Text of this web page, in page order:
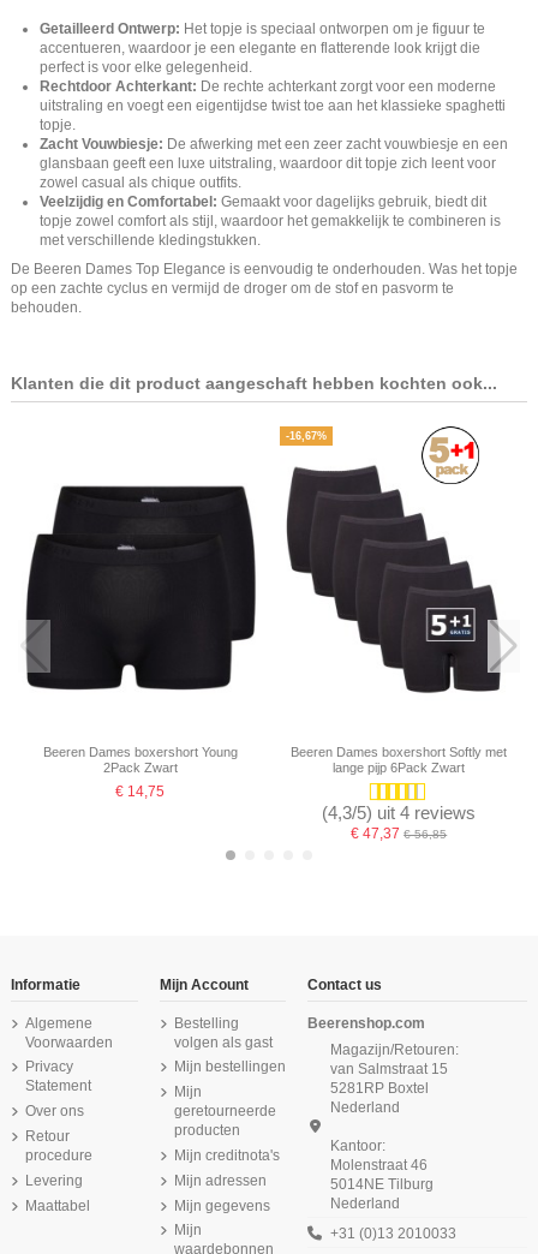
Getailleerd Ontwerp: Het topje is speciaal ontworpen om je figuur te
accentueren, waardoor je een elegante en flatterende look krijgt die
perfect is voor elke gelegenheid.
Rechtdoor Achterkant: De rechte achterkant zorgt voor een moderne
uitstraling en voegt een eigentijdse twist toe aan het klassieke spaghetti
topje.
Zacht Vouwbiesje: De afwerking met een zeer zacht vouwbiesje en een
glansbaan geeft een luxe uitstraling, waardoor dit topje zich leent voor
zowel casual als chique outfits.
Veelzijdig en Comfortabel: Gemaakt voor dagelijks gebruik, biedt dit
topje zowel comfort als stijl, waardoor het gemakkelijk te combineren is
met verschillende kledingstukken.
De Beeren Dames Top Elegance is eenvoudig te onderhouden. Was het topje
op een zachte cyclus en vermijd de droger om de stof en pasvorm te
behouden.
Klanten die dit product aangeschaft hebben kochten ook...
Beeren Dames boxershort Young
2Pack Zwart
€ 14,75
-16,67%
Beeren Dames boxershort Softly met
lange pijp 6Pack Zwart
(4,3/5) uit 4 reviews
€ 47,37€ 56,85
Beeren Dames hemd Comfort
Feeling Zwart
Beeren Dames Top Young Zwart
€ 10,75
Beeren Dames Top Young Wit Beeren Dames Top Elegance Wit
€ 17,95
Product is beschikbaar met verschillende opties
Beeren Heren singlet M3000 Zwart
Beeren Dames hemd Comfort
Feeling Wit
Beeren Dames Short Elegance
6Pack Grijs
Beeren Dames Short Elegance Zwart
Informatie
Algemene
Voorwaarden
Privacy
Statement
Over ons
Retour
procedure
Levering
Maattabel
Mijn Account
Bestelling
volgen als gast
Mijn bestellingen
Mijn
geretourneerde
producten
Mijn creditnota's
Mijn adressen
Mijn gegevens
Mijn
waardebonnen
Contact us
Beerenshop.com
Magazijn/Retouren:
van Salmstraat 15
5281RP Boxtel
Nederland
Kantoor:
Molenstraat 46
5014NE Tilburg
Nederland
+31 (0)13 2010033